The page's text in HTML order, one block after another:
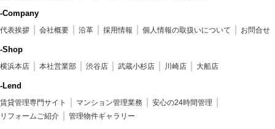
-Company
代表挨拶 会社概要 沿革 採用情報 個人情報の取扱いについて お問合せ
-Shop
横浜本店 本社営業部 渋谷店 武蔵小杉店 川崎店 大船店
-Lend
賃貸管理専門サイト マンション管理業務
安心の24時間管理
リフォームご紹介
管理物件ギャラリー